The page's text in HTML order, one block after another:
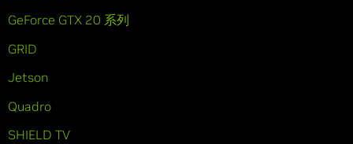
GeForce GTX 20 系列
GRID
Jetson
Quadro
SHIELD TV